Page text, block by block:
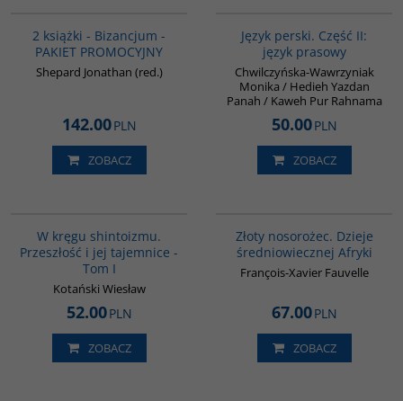
2 książki - Bizancjum -
PAKIET PROMOCYJNY
Shepard Jonathan (red.)
142.00PLN
ZOBACZ
Język perski. Część II:
język prasowy
Chwilczyńska-Wawrzyniak
Monika / Hedieh Yazdan
Panah / Kaweh Pur Rahnama
50.00PLN
ZOBACZ
W kręgu shintoizmu.
Przeszłość i jej tajemnice -
Tom I
Kotański Wiesław
52.00PLN
ZOBACZ
Złoty nosorożec. Dzieje
średniowiecznej Afryki
François-Xavier Fauvelle
67.00PLN
ZOBACZ